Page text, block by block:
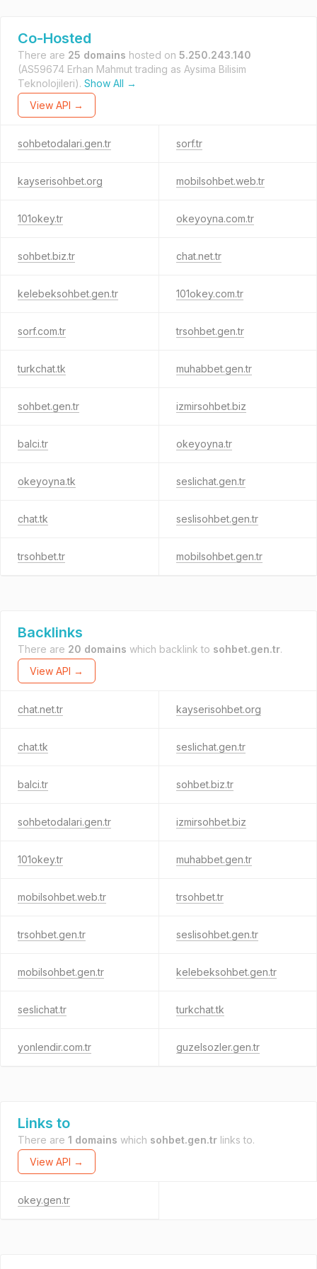
Co-Hosted
There are 25 domains hosted on 5.250.243.140
(AS59674 Erhan Mahmut trading as Aysima Bilisim
Teknolojileri). Show All →
View API →
sohbetodalari.gen.tr sorf.tr
kayserisohbet.org mobilsohbet.web.tr
101okey.tr okeyoyna.com.tr
sohbet.biz.tr chat.net.tr
kelebeksohbet.gen.tr 101okey.com.tr
sorf.com.tr trsohbet.gen.tr
turkchat.tk muhabbet.gen.tr
sohbet.gen.tr izmirsohbet.biz
balci.tr okeyoyna.tr
okeyoyna.tk seslichat.gen.tr
chat.tk seslisohbet.gen.tr
trsohbet.tr mobilsohbet.gen.tr
Backlinks
There are 20 domains which backlink to sohbet.gen.tr.
View API →
chat.net.tr kayserisohbet.org
chat.tk seslichat.gen.tr
balci.tr sohbet.biz.tr
sohbetodalari.gen.tr izmirsohbet.biz
101okey.tr muhabbet.gen.tr
mobilsohbet.web.tr trsohbet.tr
trsohbet.gen.tr seslisohbet.gen.tr
mobilsohbet.gen.tr kelebeksohbet.gen.tr
seslichat.tr turkchat.tk
yonlendir.com.tr guzelsozler.gen.tr
Links to
There are 1 domains which sohbet.gen.tr links to.
View API →
okey.gen.tr